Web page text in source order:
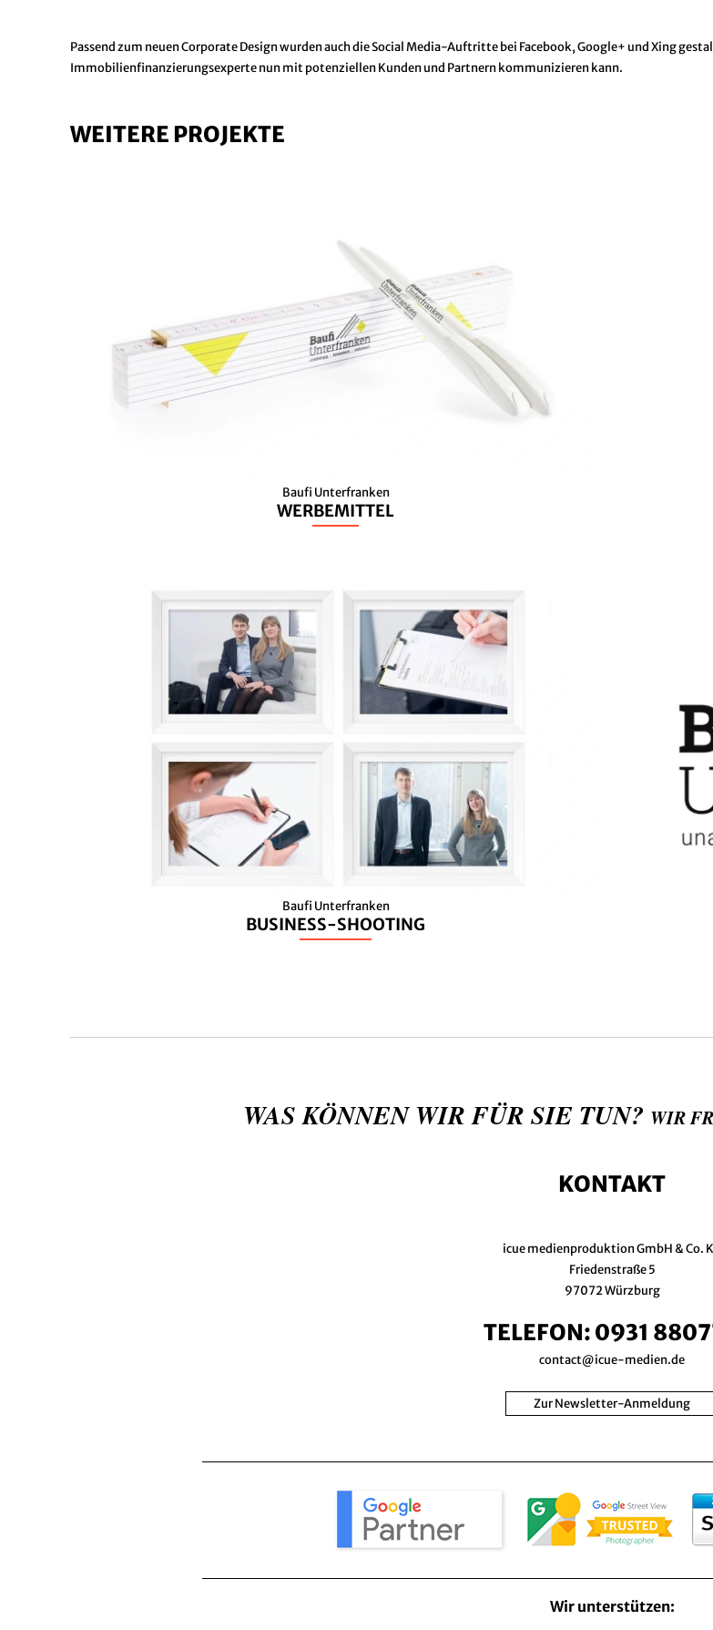
Passend zum neuen Corporate Design wurden auch die Social Media-Auftritte bei Facebook, Google+ und Xing
Immobilienfinanzierungsexperte nun mit potenziellen Kunden und Partnern kommunizieren kann.
WEITERE PROJEKTE
Baufi Unterfranken
WERBEMITTEL
Baufi Unterfranken
BUSINESS-SHOOTING
WAS KÖNNEN WIR FÜR SIE TUN? WIR
KONTAKT
icue medienproduktion GmbH & Co.
Friedenstraße 5
97072 Würzburg
TELEFON:0931
contact@icue-medien.de
Zur Newsletter-Anmeldung
Wir unterstützen: